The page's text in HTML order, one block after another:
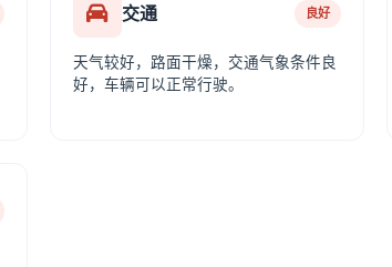
交通 良好
天气较好，路面干燥，交通气象条件良
好，车辆可以正常行驶。